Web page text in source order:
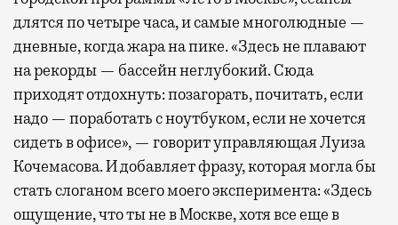
длятся по четыре часа, и самые многолюдные —
дневные, когда жара на пике. «Здесь не плавают
на рекорды — бассейн неглубокий. Сюда
приходят отдохнуть: позагорать, почитать, если
надо — поработать с ноутбуком, если не хочется
сидеть в офисе», — говорит управляющая Луиза
Кочемасова. И добавляет фразу, которая могла бы
стать слоганом всего моего эксперимента: «Здесь
ощущение, что ты не в Москве, хотя все еще в